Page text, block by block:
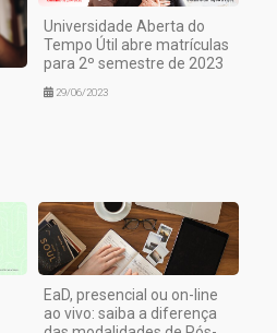
Universidade Aberta do
Tempo Útil abre matrículas
para 2º semestre de 2023
29/06/2023
EaD, presencial ou on-line
ao vivo: saiba a diferença